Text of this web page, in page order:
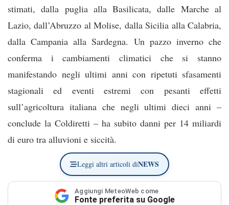
stimati, dalla puglia alla Basilicata, dalle Marche al
Lazio, dall’Abruzzo al Molise, dalla Sicilia alla Calabria,
dalla Campania alla Sardegna. Un pazzo inverno che
conferma i cambiamenti climatici che si stanno
manifestando negli ultimi anni con ripetuti sfasamenti
stagionali ed eventi estremi con pesanti effetti
sull’agricoltura italiana che negli ultimi dieci anni –
conclude la Coldiretti – ha subito danni per 14 miliardi
di euro tra alluvioni e siccità.
Leggi altri articoli diNEWS
Aggiungi MeteoWeb come
Fonte preferita su Google